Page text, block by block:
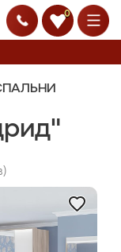
0